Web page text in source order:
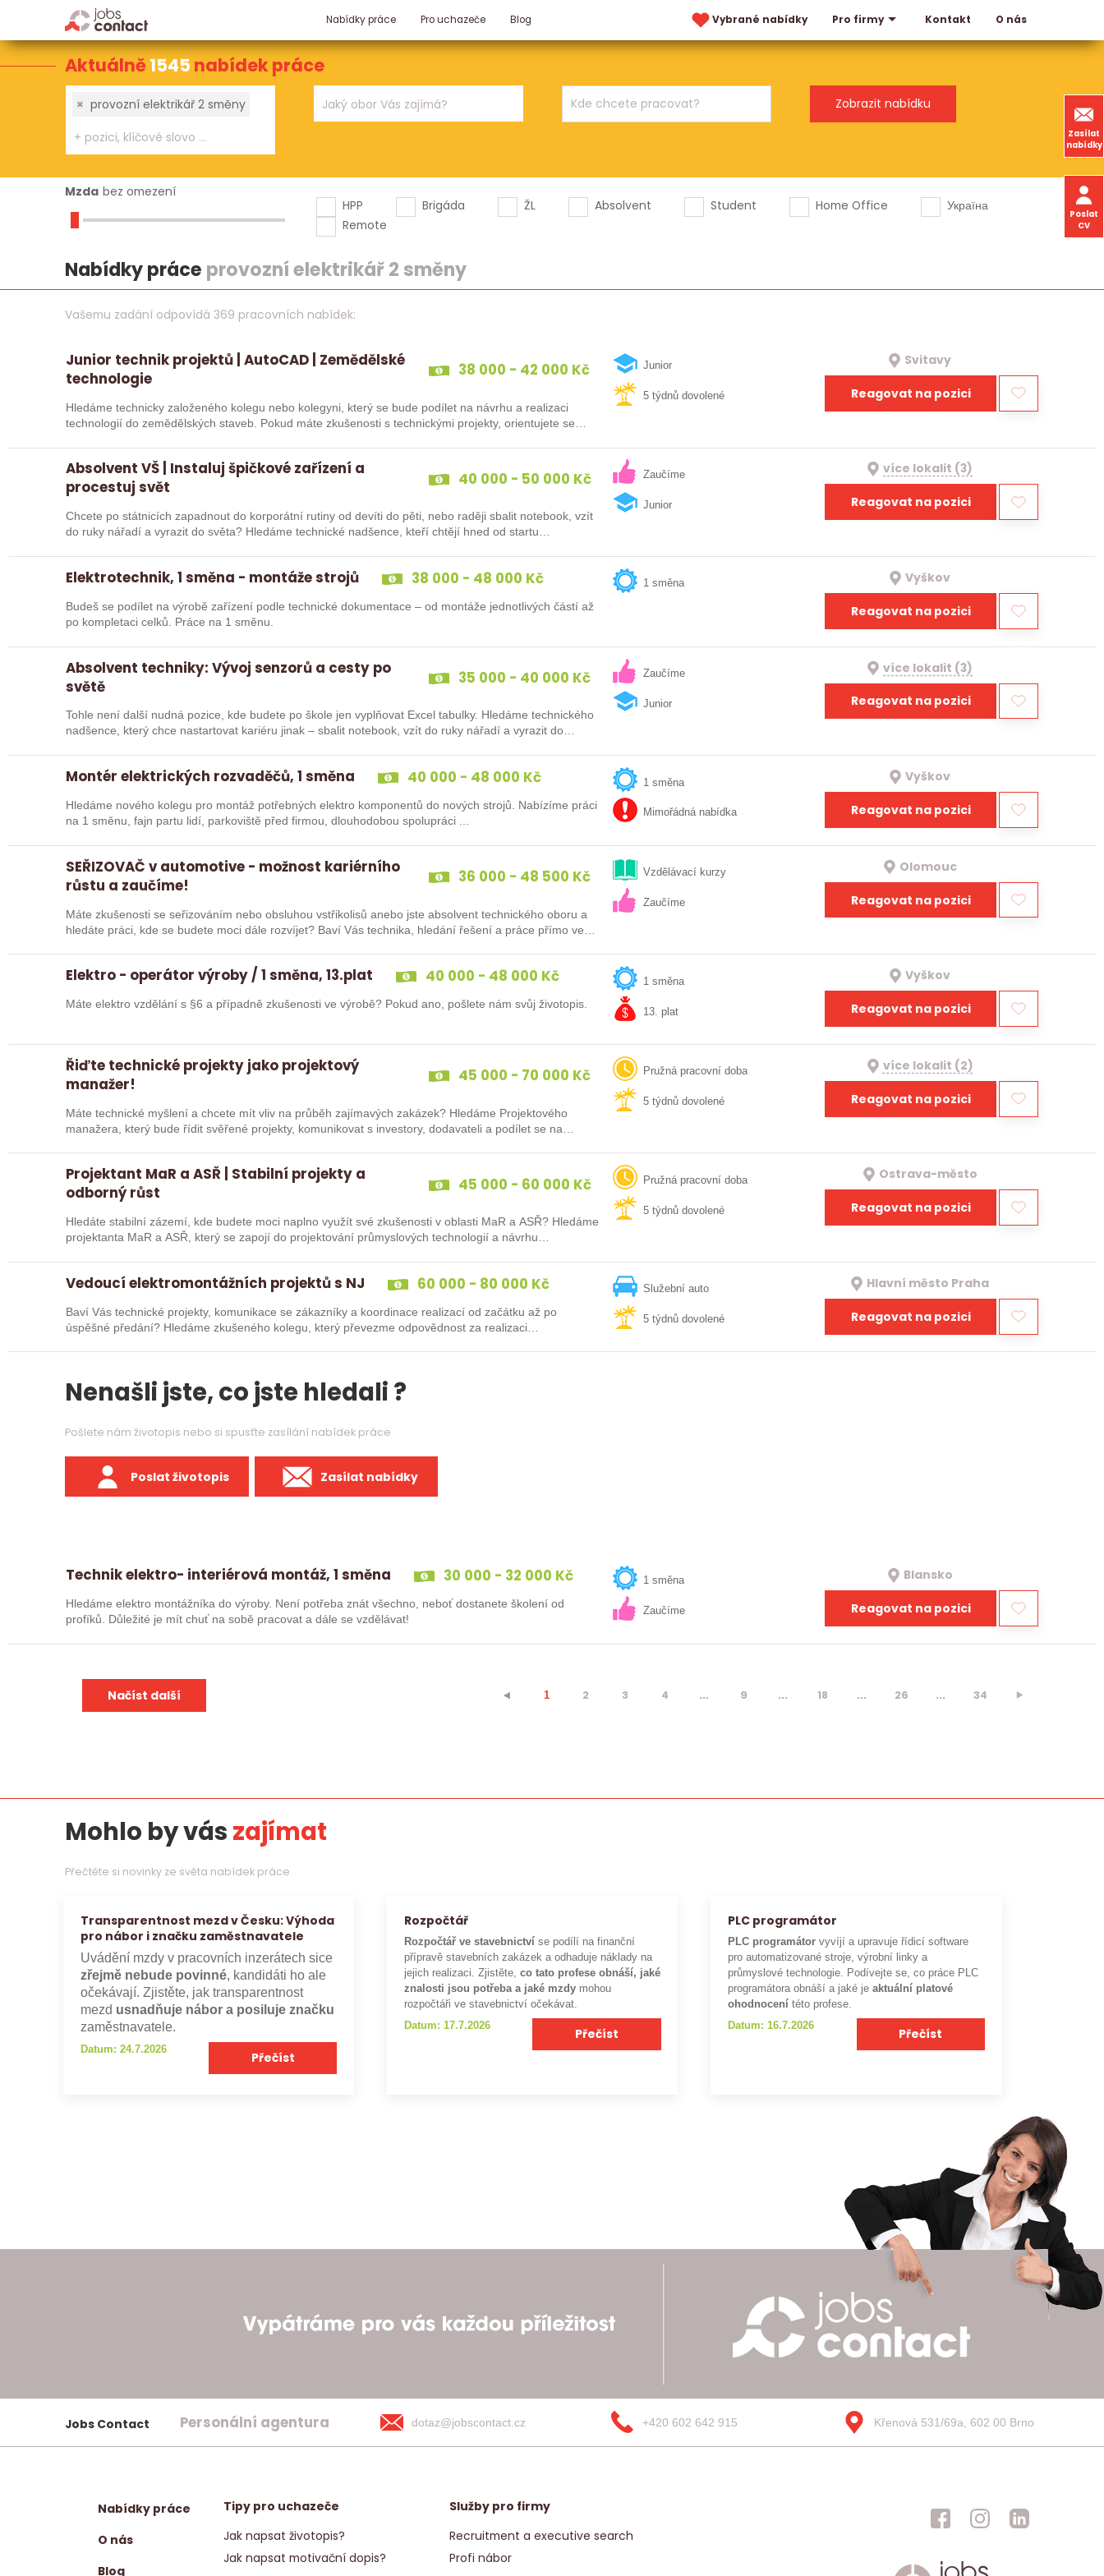
Nabídky práce Pro uchazeče Blog Vybrané nabídky Pro firmy Kontakt O nás
Zasílat
nabídky
Poslat
CV
Aktuálně1545 nabídek práce
× provozní elektrikář 2 směny
Mzda bez omezení
HPP
Brigáda ŽL Absolvent Student Home Office
Україна
Remote
Nabídky práce provozní elektrikář 2 směny
Vašemu zadání odpovídá 369 pracovních nabídek:
Junior technik projektů | AutoCAD | Zemědělské
technologie
38 000 - 42 000 Kč
Hledáme technicky založeného kolegu nebo kolegyni, který se bude podílet na návrhu a realizaci
technologií do zemědělských staveb. Pokud máte zkušenosti s technickými projekty, orientujete se
Junior
5 týdnů dovolené
Svitavy
Reagovat na pozici
Absolvent VŠ | Instaluj špičkové zařízení a
procestuj svět
40 000 - 50 000 Kč
Chcete po státnicích zapadnout do korporátní rutiny od devíti do pěti, nebo raději sbalit notebook, vzít
do ruky nářadí a vyrazit do světa? Hledáme technické nadšence, kteří chtějí hned od startu…
Zaučíme
Junior
více lokalit (3)
Reagovat na pozici
Elektrotechnik, 1 směna - montáže strojů 38 000 - 48 000 Kč
Budeš se podílet na výrobě zařízení podle technické dokumentace – od montáže jednotlivých částí až
po kompletaci celků. Práce na 1 směnu.
1 směna Vyškov
Reagovat na pozici
Absolvent techniky: Vývoj senzorů a cesty po
světě
35 000 - 40 000 Kč
Tohle není další nudná pozice, kde budete po škole jen vyplňovat Excel tabulky. Hledáme technického
nadšence, který chce nastartovat kariéru jinak – sbalit notebook, vzít do ruky nářadí a vyrazit do…
Zaučíme
Junior
více lokalit (3)
Reagovat na pozici
Montér elektrických rozvaděčů, 1 směna 40 000 - 48 000 Kč
Hledáme nového kolegu pro montáž potřebných elektro komponentů do nových strojů. Nabízíme práci
1 směna
Mimořádná nabídka
Vyškov
Reagovat na pozici
SEŘIZOVAČ v automotive - možnost kariérního
růstu a zaučíme!
36 000 - 48 500 Kč
Máte zkušenosti se seřizováním nebo obsluhou vstřikolisů anebo jste absolvent technického oboru a
hledáte práci, kde se budete moci dále rozvíjet? Baví Vás technika, hledání řešení a práce přímo ve…
Vzdělávací kurzy
Zaučíme
Olomouc
Reagovat na pozici
Elektro - operátor výroby / 1 směna, 13.plat 40 000 - 48 000 Kč
Máte elektro vzdělání s §6 a případně zkušenosti ve výrobě? Pokud ano, pošlete nám svůj životopis.
1 směna
13. plat
Vyškov
Reagovat na pozici
Řiďte technické projekty jako projektový
manažer!
45 000 - 70 000 Kč
Máte technické myšlení a chcete mít vliv na průběh zajímavých zakázek? Hledáme Projektového
manažera, který bude řídit svěřené projekty, komunikovat s investory, dodavateli a podílet se na
Pružná pracovní doba
5 týdnů dovolené
více lokalit (2)
Reagovat na pozici
Projektant MaR a ASŘ | Stabilní projekty a
odborný růst
45 000 - 60 000 Kč
Hledáte stabilní zázemí, kde budete moci naplno využít své zkušenosti v oblasti MaR a ASŘ? Hledáme
projektanta MaR a ASŘ, který se zapojí do projektování průmyslových technologií a návrhu
Pružná pracovní doba
5 týdnů dovolené
Ostrava-město
Reagovat na pozici
Vedoucí elektromontážních projektů s NJ 60 000 - 80 000 Kč
Baví Vás technické projekty, komunikace se zákazníky a koordinace realizací od začátku až po
úspěšné předání? Hledáme zkušeného kolegu, který převezme odpovědnost za realizaci
Služební auto
5 týdnů dovolené
Hlavní město Praha
Reagovat na pozici
Nenašli jste, co jste hledali ?
Pošlete nám životopis nebo si spusťte zasílání nabídek práce
Poslat životopis Zasílat nabídky
Technik elektro- interiérová montáž, 1 směna 30 000 - 32 000 Kč
Hledáme elektro montážníka do výroby. Není potřeba znát všechno, neboť dostanete školení od
profíků. Důležité je mít chuť na sobě pracovat a dále se vzdělávat!
1 směna
Zaučíme
Blansko
Reagovat na pozici
Načíst další ⯇ 1 2 3 4 ... 9 ... 18 ... 26 ... 34 ⯈
Mohlo by vászajímat
Přečtěte si novinky ze světa nabídek práce
Transparentnost mezd v Česku: Výhoda
pro nábor i značku zaměstnavatele
Uvádění mzdy v pracovních inzerátech sice
zřejmě nebude povinné, kandidáti ho ale
očekávají. Zjistěte, jak transparentnost
mezd usnadňuje nábor a posiluje značku
zaměstnavatele.
Datum: 24.7.2026
Přečíst
Rozpočtář
Rozpočtář ve stavebnictví se podílí na finanční
přípravě stavebních zakázek a odhaduje náklady na
jejich realizaci. Zjistěte,co tato profese obnáší, jaké
znalosti jsou potřeba a jaké mzdy mohou
rozpočtáři ve stavebnictví očekávat.
Datum: 17.7.2026
Přečíst
PLC programátor
PLC programátor vyvíjí a upravuje řídicí software
pro automatizované stroje, výrobní linky a
průmyslové technologie. Podívejte se, co práce PLC
programátora obnáší a jaké je aktuální platové
ohodnocení této profese.
Datum: 16.7.2026
Přečíst
Jobs Contact Personální agentura dotaz@jobscontact.cz +420 602 642 915 Křenová 531/69a, 602 00 Brno
Nabídky práce
O nás
Blog
Tipy pro uchazeče
Jak napsat životopis?
Jak napsat motivační dopis?
Služby pro firmy
Recruitment a executive search
Profi nábor